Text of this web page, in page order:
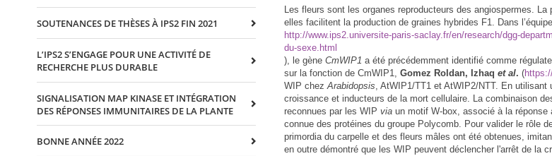
Les fleurs sont les organes reproducteurs des angiospermes.
elles facilitent la production de graines hybrides F1. Dans
http://www.ips2.universite-paris-saclay.fr/en/research/dgg-
du-sexe.html
), le gène CmWIP1 a été précédemment identifié comme
sur la fonction de CmWIP1, Gomez Roldan, Izhaq et al. (
WIP chez Arabidopsis, AtWIP1/TT1 et AtWIP2/NTT. En
croissance et inducteurs de la mort cellulaire. La combinaison
reconnues par les WIP via un motif W-box, associé à la
connue des protéines du groupe Polycomb. Pour valider le rôle
primordia du carpelle et des fleurs mâles ont été obtenues,
en outre démontré que les WIP peuvent déclencher l'arrêt de la
SOUTENANCES DE THÈSES À IPS2 FIN 2021
L’IPS2 S’ENGAGE POUR UNE ACTIVITÉ DE
RECHERCHE PLUS DURABLE
SIGNALISATION MAP KINASE ET INTÉGRATION
DES RÉPONSES IMMUNITAIRES DE LA PLANTE
BONNE ANNÉE 2022